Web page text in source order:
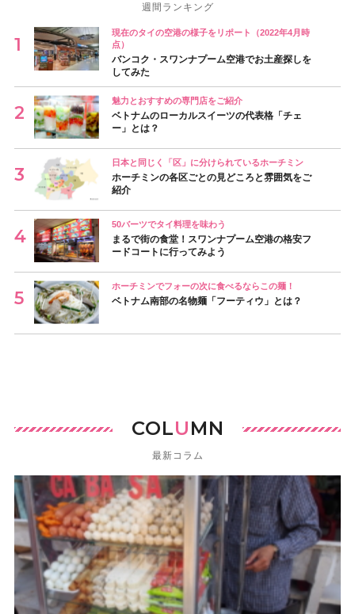
週間ランキング
現在のタイの空港の様子をリポート（2022年4月時
点）
バンコク・スワンナプーム空港でお土産探しを
してみた
魅力とおすすめの専門店をご紹介
ベトナムのローカルスイーツの代表格「チェ
ー」とは？
日本と同じく「区」に分けられているホーチミン
ホーチミンの各区ごとの見どころと雰囲気をご
紹介
50バーツでタイ料理を味わう
まるで街の食堂！スワンナプーム空港の格安フ
ードコートに行ってみよう
ホーチミンでフォーの次に食べるならこの麺！
ベトナム南部の名物麺「フーティウ」とは？
COLUMN
最新コラム